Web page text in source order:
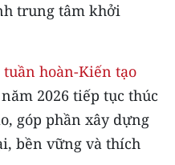
trung tâm khởi
hoàn-Kiến tạo
2026 tiếp tục thúc
góp phần xây dựng
bền vững và thích